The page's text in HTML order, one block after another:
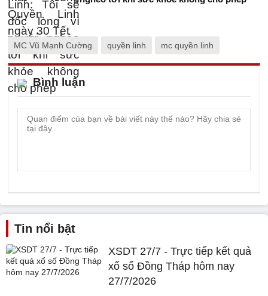
MC Vũ Mạnh Cường quyền linh mc quyền linh
Bình luận
Tin nổi bật
XSDT 27/7 - Trực tiếp kết quả
xổ số Đồng Tháp hôm nay
27/7/2026